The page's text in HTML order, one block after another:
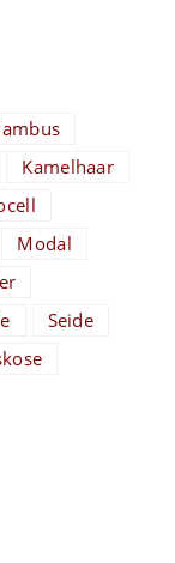
Kamelhaar
Modal
Seide